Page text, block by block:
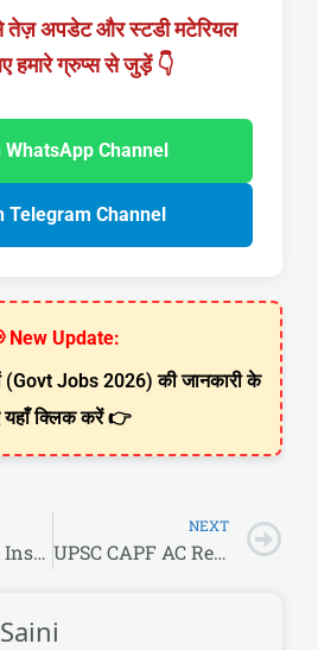
तेज़ अपडेट और स्टडी मटेरियल
हमारे ग्रुप्स से जुड़ें 👇
WhatsApp Channel
Telegram Channel
New Update:
(Govt Jobs 2026) की जानकारी के
यहाँ क्लिक करें 👉
Punjab Excise Inspector Recruitment 2026: पंजाब में एक्साइज एंड टैक्सेशन इंस्पेक्टर के 197 पदों पर बंपर भर्ती!
NEXT
UPSC CAPF AC Recruitment 2026: BSF, CRPF, CISF में ‘असिस्टेंट कमांडेंट’ पदों पर शानदार भर्ती, ग्रेजुएट्स करें आवेदन!